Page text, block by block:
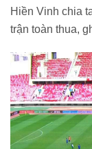
Hiền Vinh chia
trận toàn thua,